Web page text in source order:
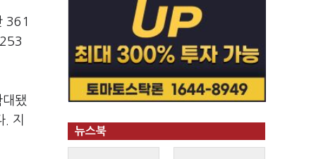
361
됐
지
뉴스북